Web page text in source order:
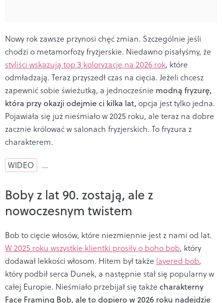
Nowy rok zawsze przynosi chęć zmian. Szczególnie jeśli
chodzi o metamorfozy fryzjerskie. Niedawno pisałyśmy, że
styliści wskazują top 3 koloryzacje na 2026 rok, które
odmładzają. Teraz przyszedł czas na cięcia. Jeżeli chcesz
zapewnić sobie świeżutką, a jednocześnie modną fryzurę,
która przy okazji odejmie ci kilka lat, opcja jest tylko jedna.
Pojawiała się już nieśmiało w 2025 roku, ale teraz na dobre
zacznie królować w salonach fryzjerskich. To fryzura z
charakterem.
WIDEO …
Boby z lat 90. zostają, ale z
nowoczesnym twistem
Bob to cięcie włosów, które niezmiennie jest z nami od lat.
W 2025 roku wszystkie klientki prosiły o boho bob, który
dodawał lekkości włosom. Hitem był także layered bob,
który podbił serca Dunek, a następnie stał się popularny w
całej Europie. Nieśmiało przebijał się także charakterny
Face Framing Bob, ale to dopiero w 2026 roku nadejdzie